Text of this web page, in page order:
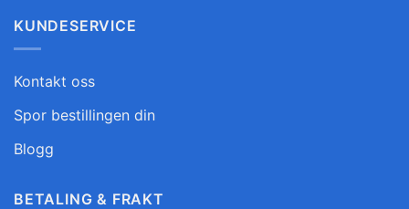
KUNDESERVICE
Kontakt oss
Spor bestillingen din
Blogg
BETALING & FRAKT